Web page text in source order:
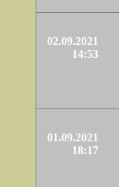
02.09.2021
14:53
01.09.2021
18:17